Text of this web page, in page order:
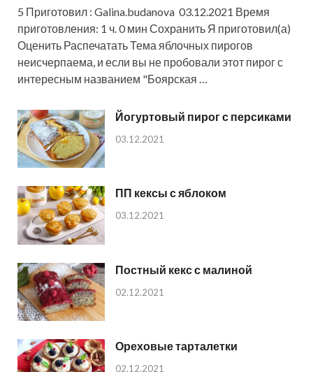
5 Приготовил : Galina.budanova 03.12.2021 Время
приготовления: 1 ч. 0 мин Сохранить Я приготовил(а)
Оценить Распечатать Тема яблочных пирогов
неисчерпаема, и если вы не пробовали этот пирог с
интересным названием "Боярская …
Йогуртовый пирог с персиками
03.12.2021
ПП кексы с яблоком
03.12.2021
Постный кекс с малиной
02.12.2021
Ореховые тарталетки
02.12.2021